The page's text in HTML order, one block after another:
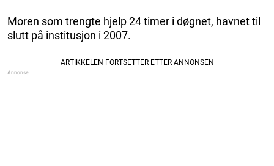
Moren som trengte hjelp 24 timer i døgnet, havnet til
slutt på institusjon i 2007.